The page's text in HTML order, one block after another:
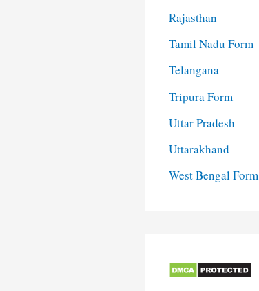
Rajasthan
Tamil Nadu Form
Telangana
Tripura Form
Uttar Pradesh
Uttarakhand
West Bengal Form